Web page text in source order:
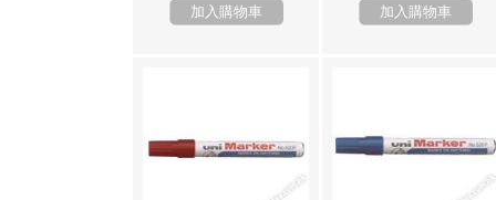
加入購物車 加入購物車